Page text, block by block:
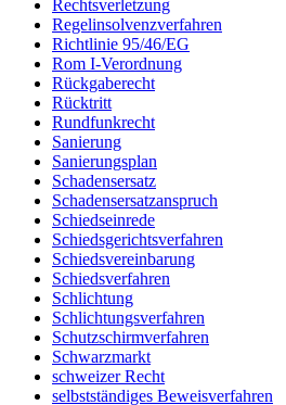
Rechtsverletzung
Regelinsolvenzverfahren
Richtlinie 95/46/EG
Rom I-Verordnung
Rückgaberecht
Rücktritt
Rundfunkrecht
Sanierung
Sanierungsplan
Schadensersatz
Schadensersatzanspruch
Schiedseinrede
Schiedsgerichtsverfahren
Schiedsvereinbarung
Schiedsverfahren
Schlichtung
Schlichtungsverfahren
Schutzschirmverfahren
Schwarzmarkt
schweizer Recht
selbstständiges Beweisverfahren